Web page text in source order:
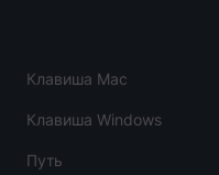
Клавиша Mac
Клавиша Windows
Путь